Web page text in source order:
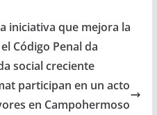
iniciativa que mejora la
Código Penal da
social creciente
participan en un acto
en Campohermoso